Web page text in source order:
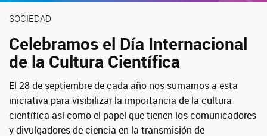
SOCIEDAD
Celebramos el Día Internacional
de la Cultura Científica
El 28 de septiembre de cada año nos sumamos a esta
iniciativa para visibilizar la importancia de la cultura
científica así como el papel que tienen los comunicadores
y divulgadores de ciencia en la transmisión de